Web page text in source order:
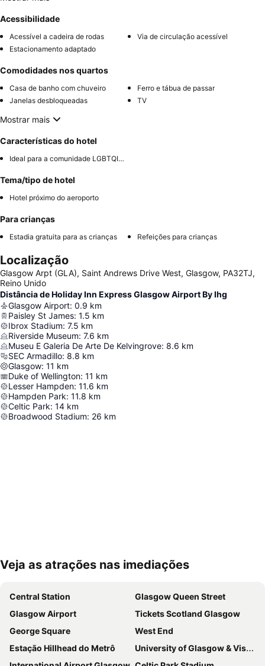
Acessibilidade
Acessível a cadeira de rodas
Via de circulação acessível
Estacionamento adaptado
Comodidades nos quartos
Casa de banho com chuveiro
Ferro e tábua de passar
Janelas desbloqueadas
TV
Mostrar mais
Características do hotel
Ideal para a comunidade LGBTQIA+
Tema/tipo de hotel
Hotel próximo do aeroporto
Para crianças
Estadia gratuita para as crianças Refeições para crianças
Localização
Glasgow Arpt (GLA), Saint Andrews Drive West, Glasgow, PA32TJ,
Reino Unido
Distância de Holiday Inn Express Glasgow Airport By Ihg
Glasgow Airport: 0.9 km
Paisley St James: 1.5 km
Ibrox Stadium: 7.5 km
Riverside Museum: 7.6 km
Museu E Galeria De Arte De Kelvingrove: 8.6 km
SEC Armadillo: 8.8 km
Glasgow: 11 km
Duke of Wellington: 11 km
Lesser Hampden: 11.6 km
Hampden Park: 11.8 km
Celtic Park: 14 km
Broadwood Stadium: 26 km
Ampliar mapa
Veja as atrações nas imediações
Central Station
Glasgow Queen Street
Glasgow Airport
Tickets Scotland Glasgow
George Square
West End
Estação Hillhead do Metrô
University of Glasgow & Visitor Centre